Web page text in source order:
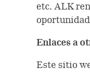
etc. ALK
Enlaces a
Este sitio